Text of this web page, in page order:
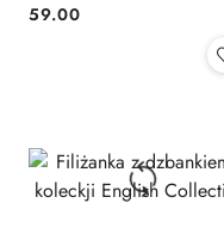
Cena:
59.00